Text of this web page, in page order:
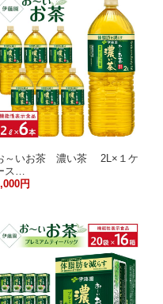
～いお茶 濃い茶 2L×１ケ
ス…
円